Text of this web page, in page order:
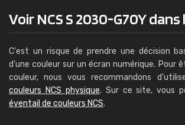
Voir NCS S 2030-G70Y dans
C'est un risque de prendre une décision
d'une couleur sur un écran numérique. Pour
couleur, nous vous recommandons
couleurs NCS physique. Sur ce site, vous
éventail de couleurs NCS.